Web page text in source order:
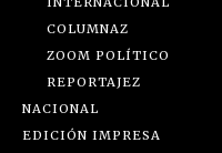
COLUMNAZ
ZOOM POLÍTICO
REPORTAJEZ
NACIONAL
EDICIÓN IMPRESA